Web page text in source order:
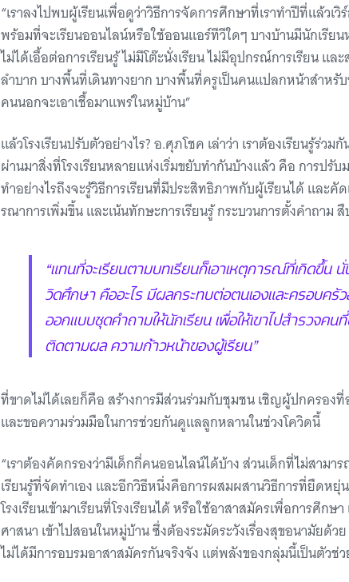
“เราลงไปพบผู้เรียนเพื่อดูว่าวิธีการจัดการศึกษาที่เราทำปีที่แล้วเ
พร้อมที่จะเรียนออนไลน์หรือใช้ออนแอร์ทีวีใดๆ บางบ้านมีนักเรี
ไม่ได้เอื้อต่อการเรียนรู้ ไม่มีโต๊ะนั่งเรียน ไม่มีอุปกรณ์การเรียน แ
ลำบาก บางพื้นที่เดินทางยาก บางพื้นที่ครูเป็นคนแปลกหน้าสำหรั
คนนอกจะเอาเชื้อมาแพร่ในหมู่บ้าน”
แล้วโรงเรียนปรับตัวอย่างไร? อ.ศุภโชค เล่าว่า เราต้องเรียนรู้ร่ว
ผ่านมาสิ่งที่โรงเรียนหลายแห่งเริ่มขยับทำกันบ้างแล้ว คือ การปรั
ทำอย่างไรถึงจะรู้วิธีการเรียนที่มีประสิทธิภาพกับผู้เรียนได้ และคั
รณาการเพิ่มขึ้น และเน้นทักษะการเรียนรู้ กระบวนการตั้งคำถาม
“แทนที่จะเรียนตามบทเรียนก็เอาเหตุการณ์ที่เกิดขึ้น
วิดศึกษา คืออะไร มีผลกระทบต่อตนเองและครอบครั
ออกแบบชุดคำถามให้นักเรียน เพื่อให้เขาไปสำรวจค
ติดตามผล ความก้าวหน้าของผู้เรียน”
ที่ขาดไม่ได้เลยก็คือ สร้างการมีส่วนร่วมกับชุมชน เชิญผู้ปกครอง
และขอความร่วมมือในการช่วยกันดูแลลูกหลานในช่วงโควิดนี้
“เราต้องคัดกรองว่ามีเด็กกี่คนออนไลน์ได้บ้าง ส่วนเด็กที่ไม่สาม
เรียนรู้ที่จัดทำเอง และอีกวิธีหนึ่งคือการผสมผสานวิธีการที่ยืดหยุ่
โรงเรียนเข้ามาเรียนที่โรงเรียนได้ หรือใช้อาสาสมัครเพื่อการศึ
ศาสนา เข้าไปสอนในหมู่บ้าน ซึ่งต้องระมัดระวังเรื่องสุขอนามัยด้
ไม่ได้มีการอบรมอาสาสมัครกันจริงจัง แต่พลังของกลุ่มนี้เป็นตัวช่